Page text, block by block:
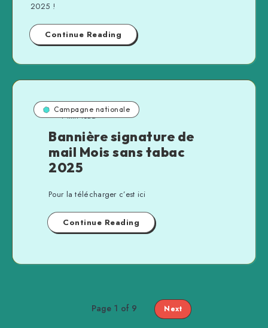
2025 !
Continue Reading
Campagne nationale
1 min read
Bannière signature de
mail Mois sans tabac
2025
Pour la télécharger c’est ici
Continue Reading
Page 1 of 9 Next